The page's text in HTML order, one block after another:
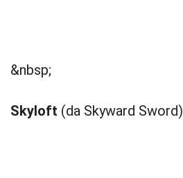
&nbsp;
Skyloft (da Skyward Sword)